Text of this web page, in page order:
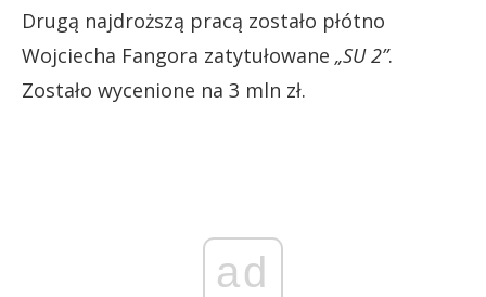
Drugą najdroższą pracą zostało płótno
Wojciecha Fangora zatytułowane „SU 2”.
Zostało wycenione na 3 mln zł.
ad